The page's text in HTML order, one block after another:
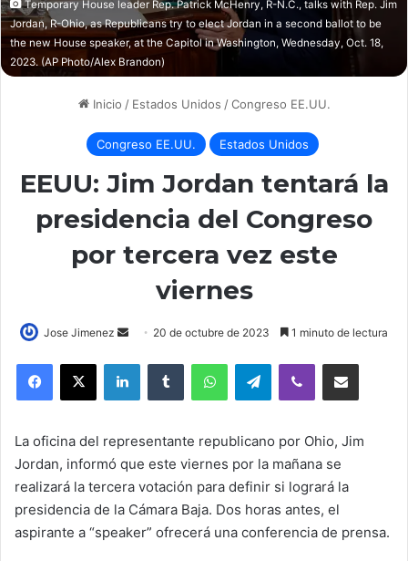
Temporary House leader Rep. Patrick McHenry, R-N.C., talks with Rep. Jim
Jordan, R-Ohio, as Republicans try to elect Jordan in a second ballot to be
the new House speaker, at the Capitol in Washington, Wednesday, Oct. 18,
2023. (AP Photo/Alex Brandon)
Inicio / Estados Unidos / Congreso EE.UU.
Congreso EE.UU. Estados Unidos
EEUU: Jim Jordan tentará la
presidencia del Congreso
por tercera vez este
viernes
Jose Jimenez
Send 20 de octubre de 2023 1 minuto de lectura
LinkedInTumblr WhatsAppTelegramViber Compartir por correo
La oficina del representante republicano por Ohio, Jim
Jordan, informó que este viernes por la mañana se
realizará la tercera votación para definir si logrará la
presidencia de la Cámara Baja. Dos horas antes, el
aspirante a “speaker” ofrecerá una conferencia de prensa.